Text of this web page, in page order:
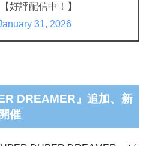
好評配信中！】
31, 2026
DREAMER』追加、新
催